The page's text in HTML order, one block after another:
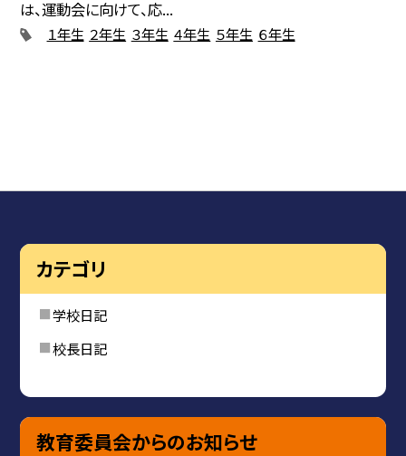
は、運動会に向けて、応...
１年生 ２年生 ３年生 ４年生 ５年生 ６年生
カテゴリ
学校日記
校長日記
教育委員会からのお知らせ